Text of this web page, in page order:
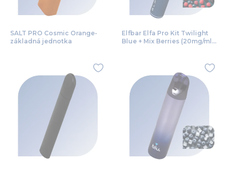
SALT PRO Cosmic Orange-
základná jednotka
Elfbar Elfa Pro Kit Twilight
Blue + Mix Berries (20mg/ml)